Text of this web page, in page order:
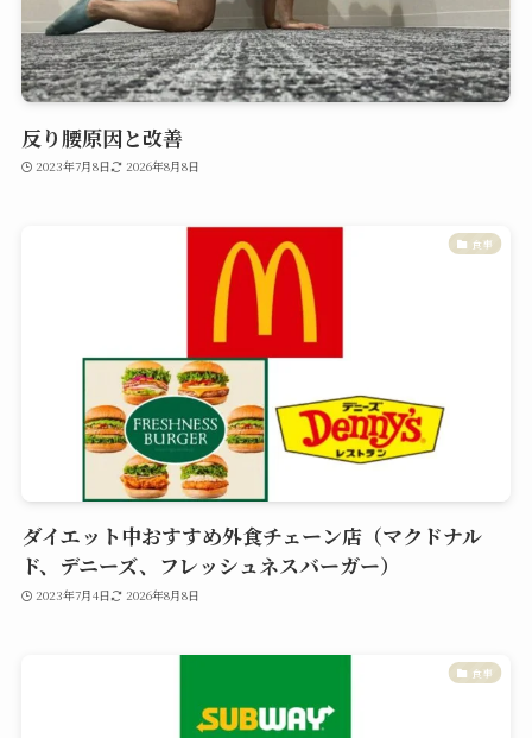
反り腰原因と改善
2023年7月8日 2026年8月8日
食事
ダイエット中おすすめ外食チェーン店（マクドナル
ド、デニーズ、フレッシュネスバーガー）
2023年7月4日 2026年8月8日
食事